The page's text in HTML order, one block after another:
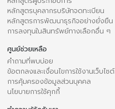
หลักสูตรบุคลากรบริษัทจดทะเบียน
หลักสูตรการพัฒนาธุรกิจอย่างยั่งยืน
การลงทุนในสินทรัพย์ทางเลือกอื่น ๆ
ศูนย์ช่วยเหลือ
คำถามที่พบบ่อย
ข้อตกลงและเงื่อนไขการใช้งานเว็บไซต์
การคุ้มครองข้อมูลส่วนบุคคล
นโยบายการใช้คุกกี้